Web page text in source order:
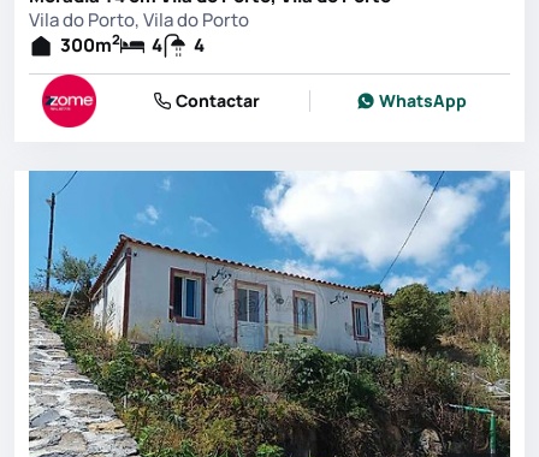
Vila do Porto, Vila do Porto
300m2 4 4
Contactar WhatsApp